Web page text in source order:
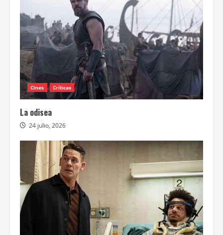
Cines Críticas
La odisea
24 julio, 2026